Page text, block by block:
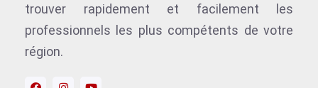
trouver rapidement et facilement les
professionnels les plus compétents de votre
région.